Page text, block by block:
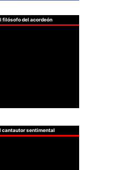
filósofo del acordeón
cantautor sentimental